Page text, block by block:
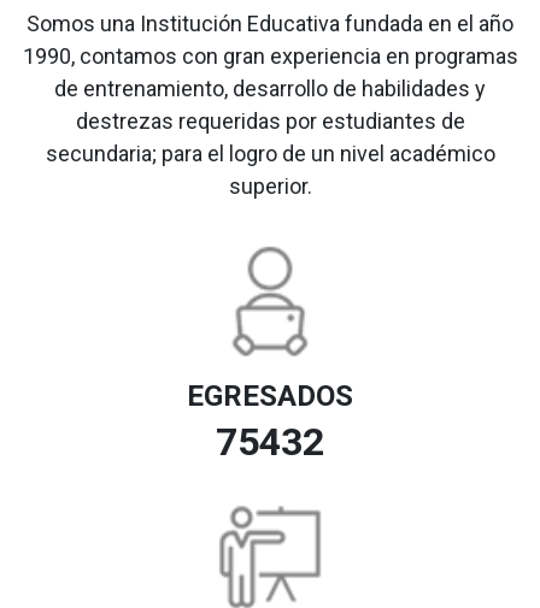
Somos una Institución Educativa fundada en el año
1990, contamos con gran experiencia en programas
de entrenamiento, desarrollo de habilidades y
destrezas requeridas por estudiantes de
secundaria; para el logro de un nivel académico
superior.
EGRESADOS
75432